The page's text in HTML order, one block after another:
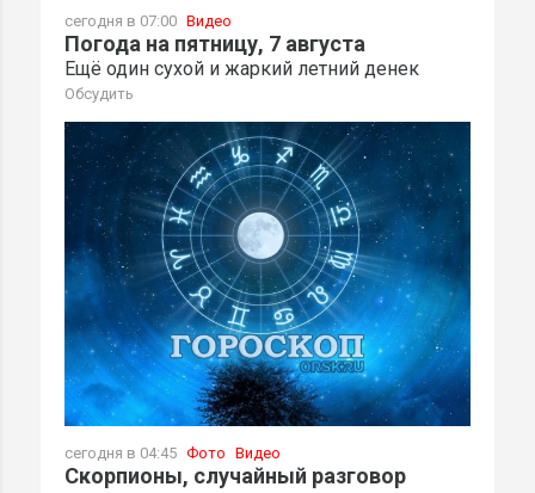
сегодня в 07:00 Видео
Погода на пятницу, 7 августа
Ещё один сухой и жаркий летний денек
Обсудить
сегодня в 04:45 Фото Видео
Скорпионы, случайный разговор